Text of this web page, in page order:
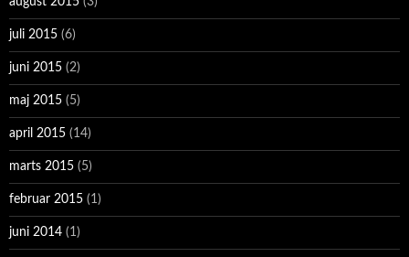
juli 2015 (6)
juni 2015 (2)
maj 2015 (5)
april 2015 (14)
marts 2015 (5)
februar 2015 (1)
juni 2014 (1)